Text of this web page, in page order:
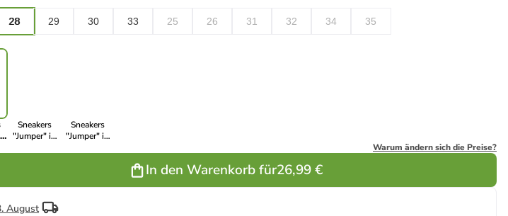
28 29 30 33 25 26 31 32 34 35
Sneakers
"Jumper" in
Sneakers
"Jumper" in
Warum ändern sich die Preise?
In den Warenkorb für26,99 €
August